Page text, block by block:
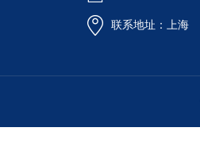
联系地址：上海